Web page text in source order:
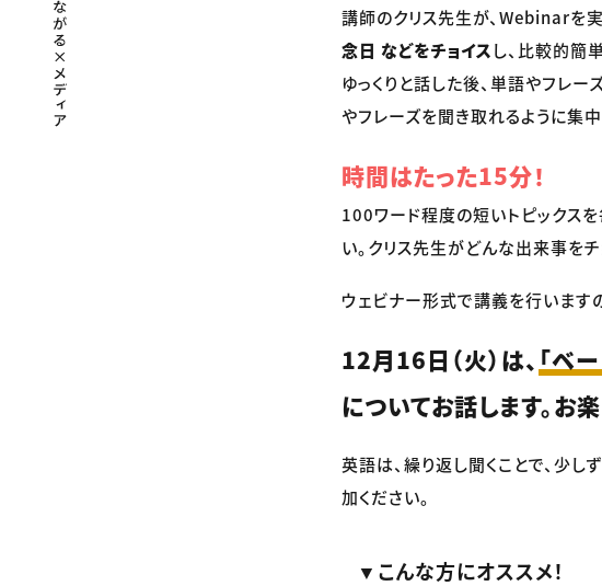
講師のクリス先生が、Webinarを
念日 などをチョイスし、比較的簡
ゆっくりと話した後、単語やフレ
やフレーズを聞き取れるように集中
時間はたった15分！
100ワード程度の短いトピックス
い。クリス先生がどんな出来事を
ウェビナー形式で講義を行います
12月16日（火）は、 「ベ
についてお話します。お楽
英語は、繰り返し聞くことで、少し
加ください。
▼こんな方にオススメ！